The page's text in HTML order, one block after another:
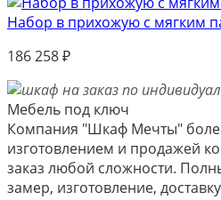
Набор в прихожую с мягким
186 258₽
Мебель под ключ
Компания "Шкаф Мечты"
изготовлением и продажей
заказ любой сложности.
замер, изготовление,